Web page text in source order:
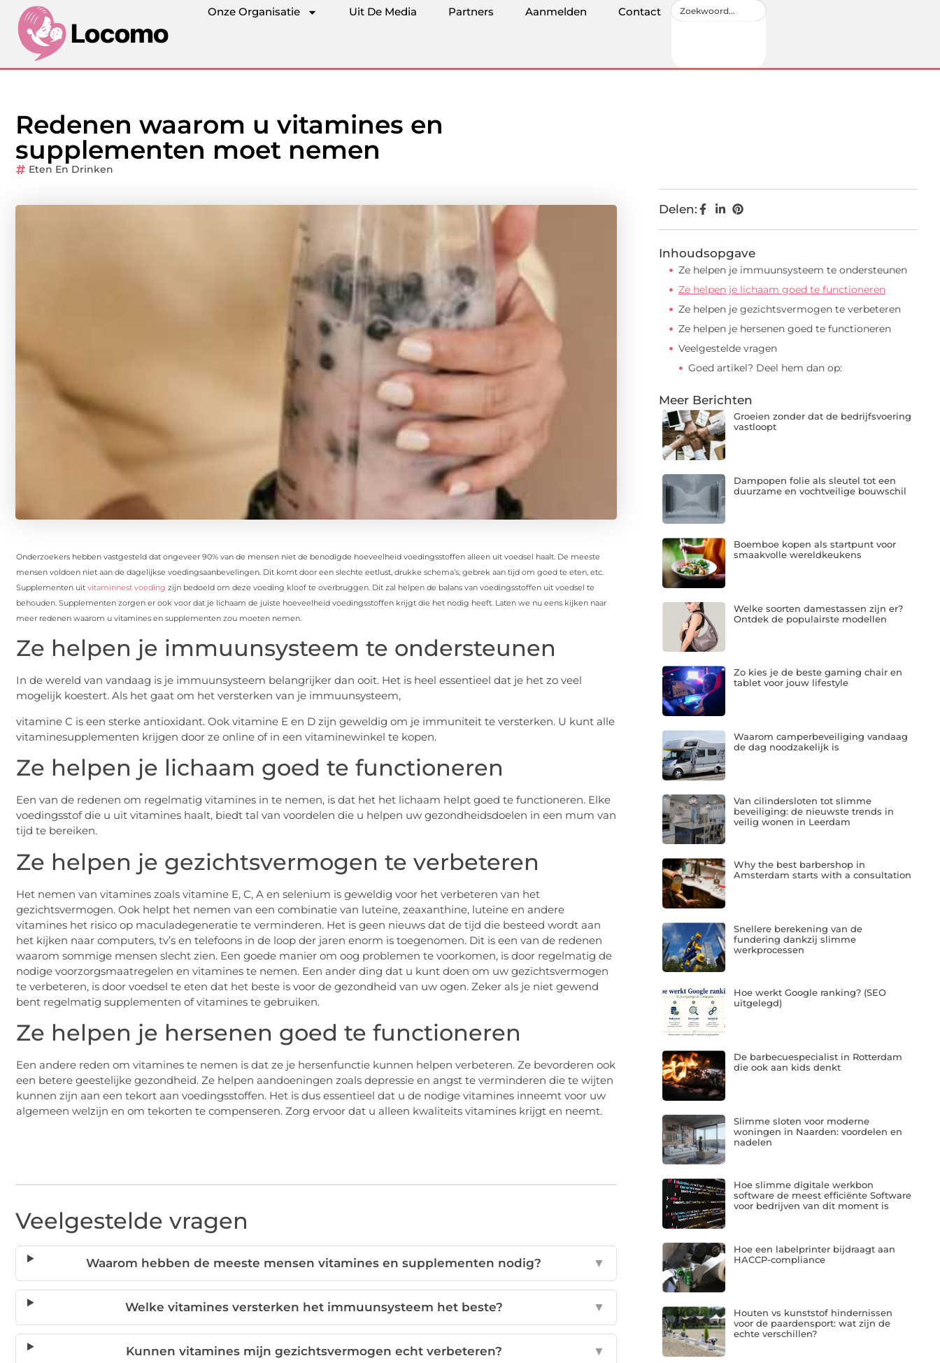
Onze Organisatie Uit De Media Partners Aanmelden Contact
Redenen waarom u vitamines en
supplementen moet nemen
Eten En Drinken
Onderzoekers hebben vastgesteld dat ongeveer 90% van de mensen niet de benodigde hoeveelheid voedingsstoffen alleen uit voedsel haalt. De meeste
mensen voldoen niet aan de dagelijkse voedingsaanbevelingen. Dit komt door een slechte eetlust, drukke schema’s, gebrek aan tijd om goed te eten, etc.
Supplementen uit vitaminnest voeding zijn bedoeld om deze voeding kloof te overbruggen. Dit zal helpen de balans van voedingsstoffen uit voedsel te
behouden. Supplementen zorgen er ook voor dat je lichaam de juiste hoeveelheid voedingsstoffen krijgt die het nodig heeft. Laten we nu eens kijken naar
meer redenen waarom u vitamines en supplementen zou moeten nemen.
Ze helpen je immuunsysteem te ondersteunen
In de wereld van vandaag is je immuunsysteem belangrijker dan ooit. Het is heel essentieel dat je het zo veel
mogelijk koestert. Als het gaat om het versterken van je immuunsysteem,
vitamine C is een sterke antioxidant. Ook vitamine E en D zijn geweldig om je immuniteit te versterken. U kunt alle
vitaminesupplementen krijgen door ze online of in een vitaminewinkel te kopen.
Ze helpen je lichaam goed te functioneren
Een van de redenen om regelmatig vitamines in te nemen, is dat het het lichaam helpt goed te functioneren. Elke
voedingsstof die u uit vitamines haalt, biedt tal van voordelen die u helpen uw gezondheidsdoelen in een mum van
tijd te bereiken.
Ze helpen je gezichtsvermogen te verbeteren
Het nemen van vitamines zoals vitamine E, C, A en selenium is geweldig voor het verbeteren van het
gezichtsvermogen. Ook helpt het nemen van een combinatie van luteïne, zeaxanthine, luteïne en andere
vitamines het risico op maculadegeneratie te verminderen. Het is geen nieuws dat de tijd die besteed wordt aan
het kijken naar computers, tv’s en telefoons in de loop der jaren enorm is toegenomen. Dit is een van de redenen
waarom sommige mensen slecht zien. Een goede manier om oog problemen te voorkomen, is door regelmatig de
nodige voorzorgsmaatregelen en vitamines te nemen. Een ander ding dat u kunt doen om uw gezichtsvermogen
te verbeteren, is door voedsel te eten dat het beste is voor de gezondheid van uw ogen. Zeker als je niet gewend
bent regelmatig supplementen of vitamines te gebruiken.
Ze helpen je hersenen goed te functioneren
Een andere reden om vitamines te nemen is dat ze je hersenfunctie kunnen helpen verbeteren. Ze bevorderen ook
een betere geestelijke gezondheid. Ze helpen aandoeningen zoals depressie en angst te verminderen die te wijten
kunnen zijn aan een tekort aan voedingsstoffen. Het is dus essentieel dat u de nodige vitamines inneemt voor uw
algemeen welzijn en om tekorten te compenseren. Zorg ervoor dat u alleen kwaliteits vitamines krijgt en neemt.
Veelgestelde vragen
Waarom hebben de meeste mensen vitamines en supplementen nodig? ▼
Welke vitamines versterken het immuunsysteem het beste? ▼
Kunnen vitamines mijn gezichtsvermogen echt verbeteren? ▼
Delen:
Inhoudsopgave
Ze helpen je immuunsysteem te ondersteunen
Ze helpen je lichaam goed te functioneren
Ze helpen je gezichtsvermogen te verbeteren
Ze helpen je hersenen goed te functioneren
Veelgestelde vragen
Goed artikel? Deel hem dan op:
Meer Berichten
Groeien zonder dat de bedrijfsvoering
vastloopt
Dampopen folie als sleutel tot een
duurzame en vochtveilige bouwschil
Boemboe kopen als startpunt voor
smaakvolle wereldkeukens
Welke soorten damestassen zijn er?
Ontdek de populairste modellen
Zo kies je de beste gaming chair en
tablet voor jouw lifestyle
Waarom camperbeveiliging vandaag
de dag noodzakelijk is
Van cilindersloten tot slimme
beveiliging: de nieuwste trends in
veilig wonen in Leerdam
Why the best barbershop in
Amsterdam starts with a consultation
Snellere berekening van de
fundering dankzij slimme
werkprocessen
Hoe werkt Google ranking? (SEO
uitgelegd)
De barbecuespecialist in Rotterdam
die ook aan kids denkt
Slimme sloten voor moderne
woningen in Naarden: voordelen en
nadelen
Hoe slimme digitale werkbon
software de meest efficiënte Software
voor bedrijven van dit moment is
Hoe een labelprinter bijdraagt aan
HACCP-compliance
Houten vs kunststof hindernissen
voor de paardensport: wat zijn de
echte verschillen?